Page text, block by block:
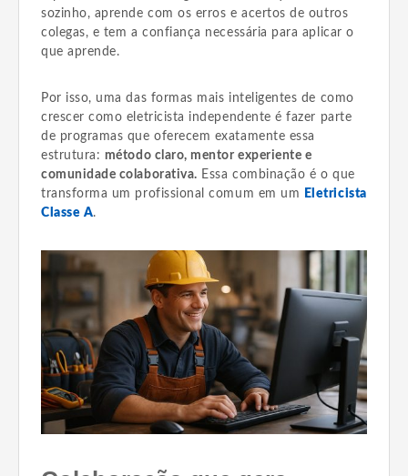
sozinho, aprende com os erros e acertos de outros
colegas, e tem a confiança necessária para aplicar o
que aprende.
Por isso, uma das formas mais inteligentes de como
crescer como eletricista independente é fazer parte
de programas que oferecem exatamente essa
estrutura: método claro, mentor experiente e
comunidade colaborativa. Essa combinação é o que
transforma um profissional comum em um
Eletricista
Classe A.